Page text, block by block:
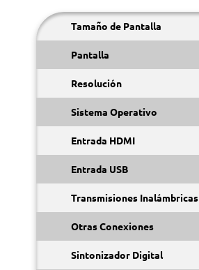
Tamaño de Pantalla
Pantalla
Resolución
Sistema Operativo
Entrada HDMI
Entrada USB
Transmisiones Inalámbricas
Otras Conexiones
Sintonizador Digital